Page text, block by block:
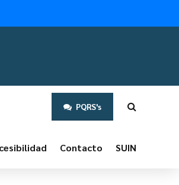
PQRS's
Contacto SUIN